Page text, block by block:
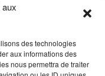
des technologies
aux informations des
nous permettra de traiter